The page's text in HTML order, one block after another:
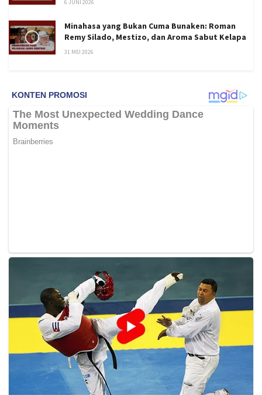
6 JUNI 2026
Minahasa yang Bukan Cuma Bunaken: Roman
Remy Silado, Mestizo, dan Aroma Sabut Kelapa
31 MEI 2026